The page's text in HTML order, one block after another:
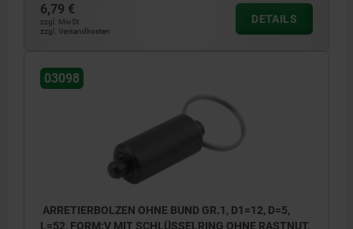
6,79 €
zzgl. MwSt.
zzgl. Versandkosten
DETAILS
03098
ARRETIERBOLZEN OHNE BUND GR.1, D1=12, D=5,
L=52, FORM:V MIT SCHLÜSSELRING OHNE RASTNUT,